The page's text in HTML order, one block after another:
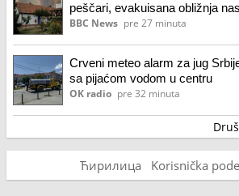
peščari, evakuisana obližnja
BBC News pre 27 minuta
Crveni meteo alarm za jug
sa pijaćom vodom u centru
OK radio pre 32 minuta
Ћирилица Korisnička